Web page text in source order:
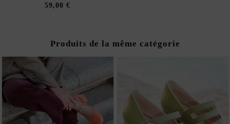
59,00 €
Produits de la même catégorie